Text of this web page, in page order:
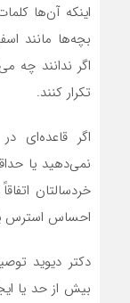
اینکه آن‌ها
بچه‌ها مانند
اگر ندانند چه
تکرار کنند.
اگر قاعده‌ای
نمی‌دهید یا
خردسالتان
احساس استرس
دکتر دیوید
بیش از حد یا